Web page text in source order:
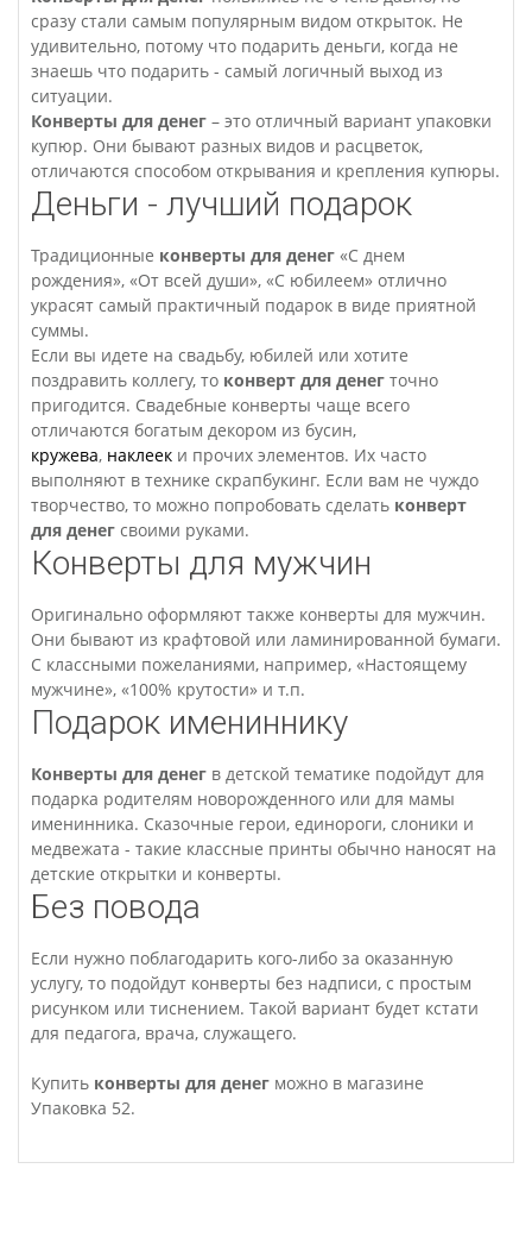
сразу стали самым популярным видом открыток. Не
удивительно, потому что подарить деньги, когда не
знаешь что подарить - самый логичный выход из
ситуации.
Конверты для денег – это отличный вариант упаковки
купюр. Они бывают разных видов и расцветок,
отличаются способом открывания и крепления купюры.
Деньги - лучший подарок
Традиционные конверты для денег «С днем
рождения», «От всей души», «С юбилеем» отлично
украсят самый практичный подарок в виде приятной
суммы.
Если вы идете на свадьбу, юбилей или хотите
поздравить коллегу, то конверт для денег точно
пригодится. Свадебные конверты чаще всего
отличаются богатым декором из бусин,
кружева, наклеек и прочих элементов. Их часто
выполняют в технике скрапбукинг. Если вам не чуждо
творчество, то можно попробовать сделать конверт
для денег своими руками.
Конверты для мужчин
Оригинально оформляют также конверты для мужчин.
Они бывают из крафтовой или ламинированной бумаги.
С классными пожеланиями, например, «Настоящему
мужчине», «100% крутости» и т.п.
Подарок имениннику
Конверты для денег в детской тематике подойдут для
подарка родителям новорожденного или для мамы
именинника. Сказочные герои, единороги, слоники и
медвежата - такие классные принты обычно наносят на
детские открытки и конверты.
Без повода
Если нужно поблагодарить кого-либо за оказанную
услугу, то подойдут конверты без надписи, с простым
рисунком или тиснением. Такой вариант будет кстати
для педагога, врача, служащего.
Купить конверты для денег можно в магазине
Упаковка 52.